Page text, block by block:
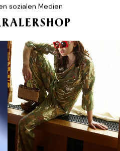
sozialen Medien